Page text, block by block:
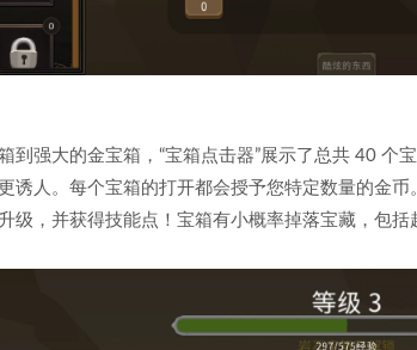
到强大的金宝箱，“宝箱点击器”展示了总共 40 个
诱人。每个宝箱的打开都会授予您特定数量的金
级，并获得技能点！宝箱有小概率掉落宝藏，包